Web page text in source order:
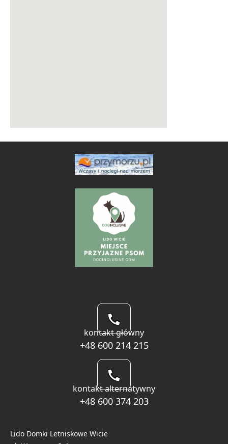
kontakt główny
+48 600 214 215
kontakt alternatywny
+48 600 374 203
Lido Domki Letniskowe Wicie